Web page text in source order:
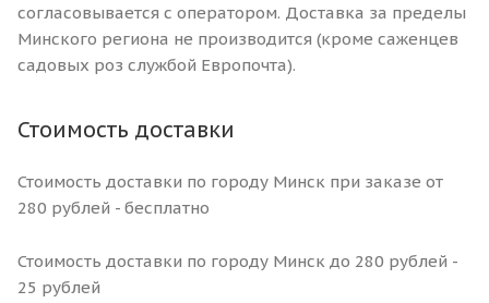
согласовывается с оператором. Доставка за пределы
Минского региона не производится (кроме саженцев
садовых роз службой Европочта).
Стоимость доставки
Стоимость доставки по городу Минск при заказе от
280 рублей - бесплатно
Стоимость доставки по городу Минск до 280 рублей -
25 рублей